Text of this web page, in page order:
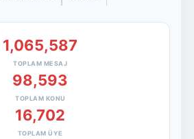
1,065,587
TOPLAM MESAJ
98,593
TOPLAM KONU
16,702
TOPLAM ÜYE